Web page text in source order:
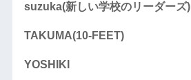
suzuka(新しい学校のリーダーズ)
TAKUMA(10-FEET)
YOSHIKI